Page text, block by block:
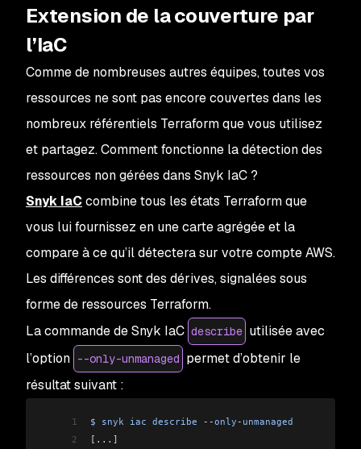
Extension de la couverture par
l’IaC
Comme de nombreuses autres équipes, toutes vos
ressources ne sont pas encore couvertes dans les
nombreux référentiels Terraform que vous utilisez
et partagez. Comment fonctionne la détection des
ressources non gérées dans Snyk IaC ?
Snyk IaCcombine tous les états Terraform que
vous lui fournissez en une carte agrégée et la
compare à ce qu’il détectera sur votre compte AWS.
Les différences sont des dérives, signalées sous
forme de ressources Terraform.
La commande de Snyk IaC describe utilisée avec
l’option --only-unmanaged permet d’obtenir le
résultat suivant :
1 $ snyk iac describe --only - unmanaged
2
[...]